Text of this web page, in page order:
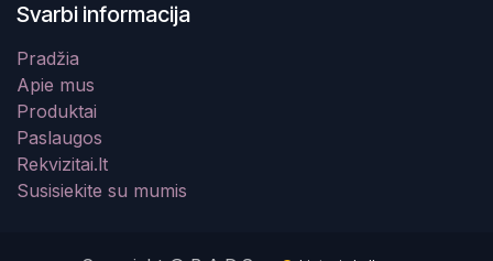
Svarbi informacija
Pradžia
Apie mus
Produktai
Paslaugos
Rekvizitai.lt
Susisiekite su mumis